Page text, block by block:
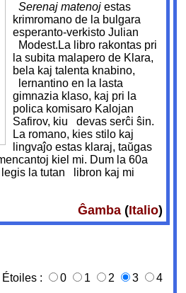
Serenaj matenoj estas
krimromano de la bulgara
esperanto-verkisto Julian
Modest.La libro rakontas pri
la subita malapero de Klara,
bela kaj talenta knabino,
lernantino en la lasta
gimnazia klaso, kaj pri la
polica komisaro Kalojan
Safirov, kiu devas serĉi ŝin.
La romano, kies stilo kaj
lingvaĵo estas klaraj, taŭgas
kiel mi. Dum la 60a
legis la tutan libron kaj mi
Ĝamba(Italio)
Étoiles : 0 1 2 3
4